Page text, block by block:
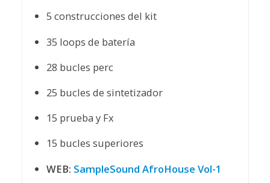
5 construcciones del kit
35 loops de batería
28 bucles perc
25 bucles de sintetizador
15 prueba y Fx
15 bucles superiores
WEB: SampleSound AfroHouse Vol-1